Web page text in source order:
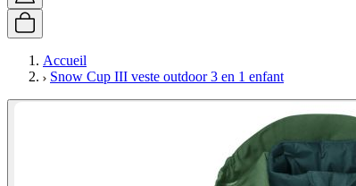
Accueil
Snow Cup III veste outdoor 3 en 1 enfant